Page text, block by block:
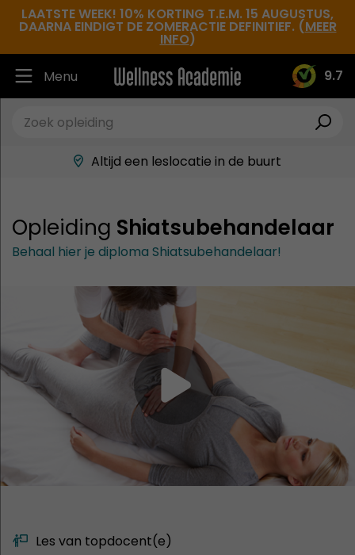
LAATSTE WEEK! 10% KORTING T.E.M. 15 AUGUSTUS,
DAARNA EINDIGT DE ZOMERACTIE DEFINITIEF. (MEER
INFO)
9.7
Menu
Ruim 30.000 tevreden studenten
Beste docenten in de branche
Altijd een leslocatie in de buurt
Opleiding Shiatsubehandelaar
Behaal hier je diploma Shiatsubehandelaar!
Les van topdocent(e)